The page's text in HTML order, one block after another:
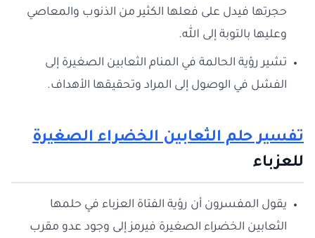
حجرتها فيدل على فعلها الكثير من الذنوب والمعاصي
وعليها بالتوبة إلى الله.
تشير رؤية الحالمة في المنام الثعابين الصغيرة إلى
الفشل في الوصول إلى المراد وتحقيقها الأهداف.
تفسير حلم الثعابين الخضراء الصغيرة
للعزباء
يقول المفسرون أن رؤية الفتاة العزباء في حلمها
الثعابين الخضراء الصغيرة فيرمز إلى وجود عدو مقرب